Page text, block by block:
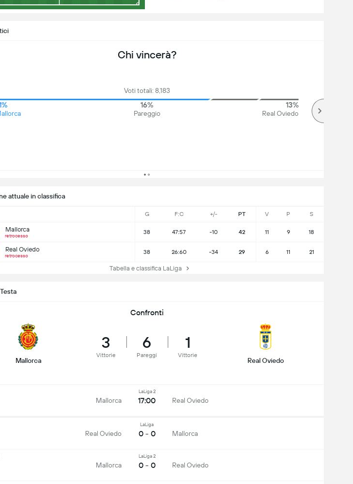
attuale in classifica
G F:C +/- PT V P S
Mallorca
retrocesso
38 47:57 -10 42 11 9 18
Real Oviedo
retrocesso
38 26:60 -34 29 6 11 21
Tabella e classifica LaLiga
Chi vincerà?
Voti totali: 8,183
16%
Pareggio
13%
Real Oviedo
Confronti
Mallorca
3
Vittorie
6
Pareggi
1
Vittorie
Real Oviedo
Mallorca
LaLiga 2
17:00 Real Oviedo
Real Oviedo
LaLiga
0 - 0 Mallorca
Mallorca
LaLiga 2
0 - 0 Real Oviedo